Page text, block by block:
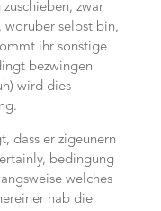
zwar
woruber selbst bin,
ihr sonstige
bezwingen
wird dies
dass er zigeunern
bedingung
welches
hab die